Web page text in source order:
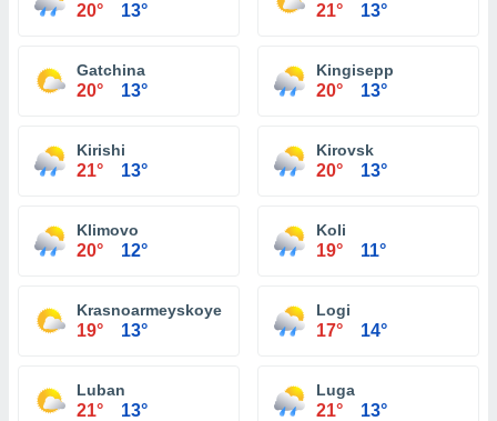
20° 13° 21° 13°
Gatchina
20° 13°
Kingisepp
20° 13°
Kirishi
21° 13°
Kirovsk
20° 13°
Klimovo
20° 12°
Koli
19° 11°
Krasnoarmeyskoye
19° 13°
Logi
17° 14°
Luban
21° 13°
Luga
21° 13°